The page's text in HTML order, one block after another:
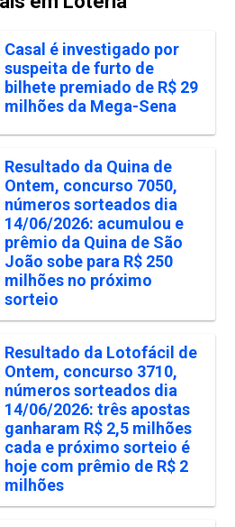
Casal é investigado por
suspeita de furto de
bilhete premiado de R$ 29
milhões da Mega-Sena
Resultado da Quina de
Ontem, concurso 7050,
números sorteados dia
14/06/2026: acumulou e
prêmio da Quina de São
João sobe para R$ 250
milhões no próximo
sorteio
Resultado da Lotofácil de
Ontem, concurso 3710,
números sorteados dia
14/06/2026: três apostas
ganharam R$ 2,5 milhões
cada e próximo sorteio é
hoje com prêmio de R$ 2
milhões